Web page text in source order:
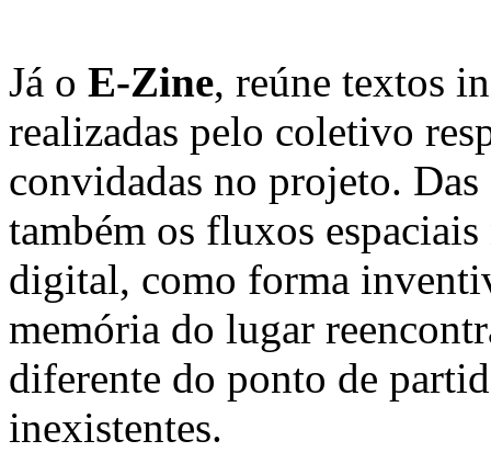
Já o E-Zine, reúne textos
realizadas pelo coletivo
convidadas no projeto. Das
também os fluxos
digital, como forma
memória do lugar
diferente do ponto de
inexistentes.